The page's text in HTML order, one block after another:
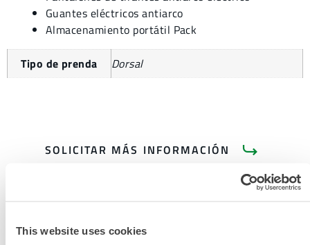
This website uses cookies
Guantes eléctricos antiarco
Almacenamiento portátil Pack
Tipo de prenda Dorsal
SOLICITAR MÁS INFORMACIÓN